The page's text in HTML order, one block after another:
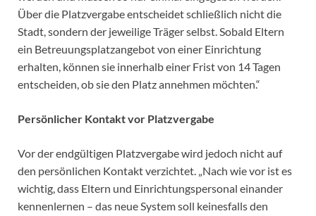
Über die Platzvergabe entscheidet schließlich nicht die
Stadt, sondern der jeweilige Träger selbst. Sobald Eltern
ein Betreuungsplatzangebot von einer Einrichtung
erhalten, können sie innerhalb einer Frist von 14 Tagen
entscheiden, ob sie den Platz annehmen möchten.“
Persönlicher Kontakt vor Platzvergabe
Vor der endgültigen Platzvergabe wird jedoch nicht auf
den persönlichen Kontakt verzichtet. „Nach wie vor ist es
wichtig, dass Eltern und Einrichtungspersonal einander
kennenlernen – das neue System soll keinesfalls den